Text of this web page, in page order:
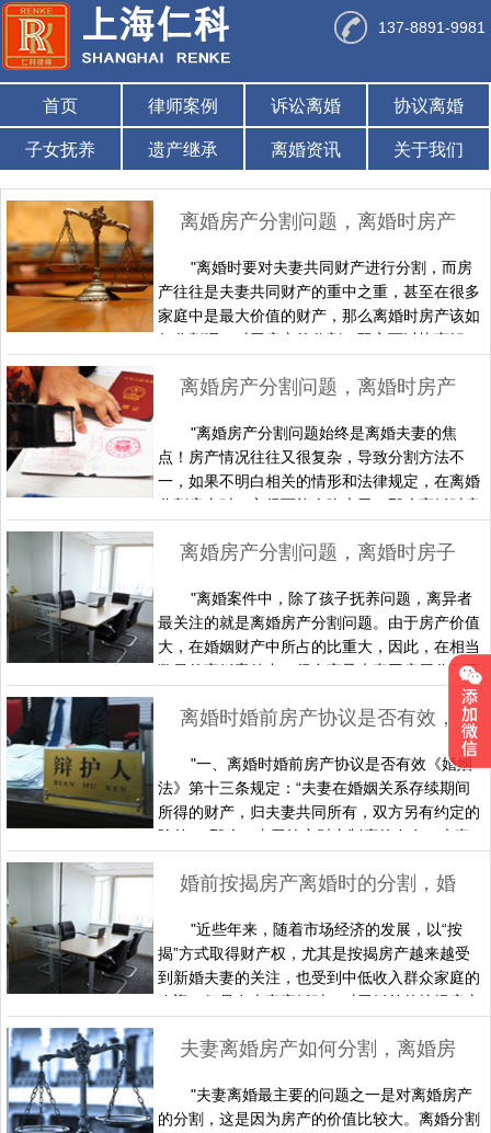
137-8891-9981
首页 律师案例 诉讼离婚 协议离婚
子女抚养 遗产继承 离婚资讯 关于我们
"离婚时要对夫妻共同财产进行分割，而房
产往往是夫妻共同财产的重中之重，甚至在很多
家庭中是最大价值的财产，那么离婚时房产该如
何分割呢？对于房产的分割，双方可以协商解
为了您列举了生活中常见的几种不同情况的房产
离婚时房产登记中有未成年子女名字的房产双方
怎么分？夫妻双方婚后共同出资购买的产权房，
无论登记为夫妻双方或一方，均……
"离婚房产分割问题始终是离婚夫妻的焦
点！房产情况往往又很复杂，导致分割方法不
一，如果不明白相关的情形和法律规定，在离婚
分割房产时一方很可能会吃大亏。那么离婚时房
了几种常见的房产分割作为参考，以便您在遇到
前购买的房产在婚后出售，应当归谁婚前购买房
产婚后卖出，财产的形态虽然变了但性质没变，
增值部分并不是夫妻通过共同的投……
"离婚案件中，除了孩子抚养问题，离异者
最关注的就是离婚房产分割问题。由于房产价值
大，在婚姻财产中所占的比重大，因此，在相当
数量的离婚案件中，很多离异夫妻因房屋分割不
能达成统一意见起诉到法院。不同的房产情况分
割方法也相同，有些房子离婚时可以分割，有些
情况下房子是属于夫妻一方的个人财产，离婚时
是不能分割的。下面为您列举了几种常见的情况
为您解答离婚时房子能分吗，以及离婚时房子如
何分割的问题。1、一方婚前……
离婚时婚前房产协议是否有效，离婚财产分割原则
"一、离婚时婚前房产协议是否有效《婚姻
法》第十三条规定：“夫妻在婚姻关系存续期间
所得的财产，归夫妻共同所有，双方另有约定的
除外。”那么，由于约定财产制度的存在，夫妻
华人民共和国婚姻法》第十九条规定：“夫妻可
产归各自所有、共同所有或部分各自所有、部分
共同所有；夫妻对婚姻关系存续期间所得的财产
以及婚前财产的约定，对双方……
"近些年来，随着市场经济的发展，以“按
揭”方式取得财产权，尤其是按揭房产越来越受
到新婚夫妻的关注，也受到中低收入群众家庭的
欢迎。但是在夫妻离婚时，对于婚前的按揭房产
这些问题一一进行介绍。一、婚前按揭房产离婚
偿贷款的房产在离婚时的归属问题。婚姻法》明
确规定，一方婚前财产为个人财产。一方婚前办
"夫妻离婚最主要的问题之一是对离婚房产
的分割，这是因为房产的价值比较大。离婚分割